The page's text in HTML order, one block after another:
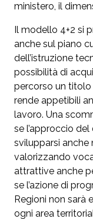
ministero, il
Il modello 4+2 si
anche sul piano
dell’istruzione
possibilità di
percorso un titolo
rende appetibili
lavoro. Una
se l’approccio
svilupparsi
valorizzando
attrattive anche
se l’azione di
Regioni non sarà
ogni area